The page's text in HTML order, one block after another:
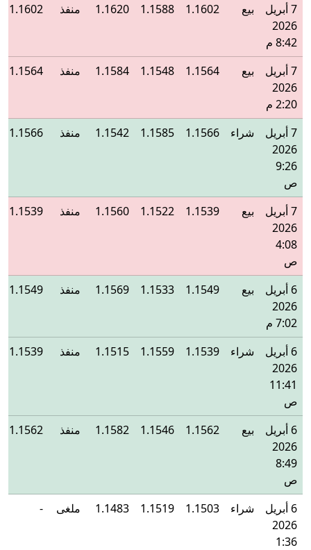
7 أبريل
2026
8:42 م
بيع 1.1602
1.1588
1.1620 منفذ 1.1602
7 أبريل
2026
2:20 م
بيع 1.1564
1.1548
1.1584 منفذ 1.1564
7 أبريل
2026
9:26
ص
شراء 1.1566
1.1585
1.1542 منفذ 1.1566
7 أبريل
2026
4:08
ص
بيع 1.1539
1.1522
1.1560 منفذ 1.1539
6 أبريل
2026
7:02 م
بيع 1.1549
1.1533
1.1569 منفذ 1.1549
6 أبريل
2026
11:41
ص
شراء 1.1539
1.1559
1.1515 منفذ 1.1539
6 أبريل
2026
8:49
ص
بيع 1.1562
1.1546
1.1582 منفذ 1.1562
6 أبريل
2026
1:36
شراء 1.1503
1.1519
1.1483 ملغى -